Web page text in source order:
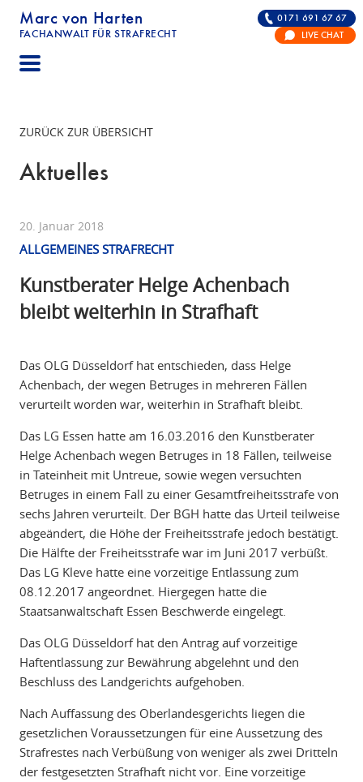
Marc von Harten
FACHANWALT FÜR STRAFRECHT
STRAFRECHT | RECHTSANWALT FÜR DIE
0171 691 67 67
LIVE CHAT
ZURÜCK ZUR ÜBERSICHT
Aktuelles
20. Januar 2018
ALLGEMEINES STRAFRECHT
Kunstberater Helge Achenbach
bleibt weiterhin in Strafhaft
Das OLG Düsseldorf hat entschieden, dass Helge
Achenbach, der wegen Betruges in mehreren Fällen
verurteilt worden war, weiterhin in Strafhaft bleibt.
Das LG Essen hatte am 16.03.2016 den Kunstberater
Helge Achenbach wegen Betruges in 18 Fällen, teilweise
in Tateinheit mit Untreue, sowie wegen versuchten
Betruges in einem Fall zu einer Gesamtfreiheitsstrafe von
sechs Jahren verurteilt. Der BGH hatte das Urteil teilweise
abgeändert, die Höhe der Freiheitsstrafe jedoch bestätigt.
Die Hälfte der Freiheitsstrafe war im Juni 2017 verbüßt.
Das LG Kleve hatte eine vorzeitige Entlassung zum
08.12.2017 angeordnet. Hiergegen hatte die
Staatsanwaltschaft Essen Beschwerde eingelegt.
Das OLG Düsseldorf hat den Antrag auf vorzeitige
Haftentlassung zur Bewährung abgelehnt und den
Beschluss des Landgerichts aufgehoben.
Nach Auffassung des Oberlandesgerichts liegen die
gesetzlichen Voraussetzungen für eine Aussetzung des
Strafrestes nach Verbüßung von weniger als zwei Dritteln
der festgesetzten Strafhaft nicht vor. Eine vorzeitige